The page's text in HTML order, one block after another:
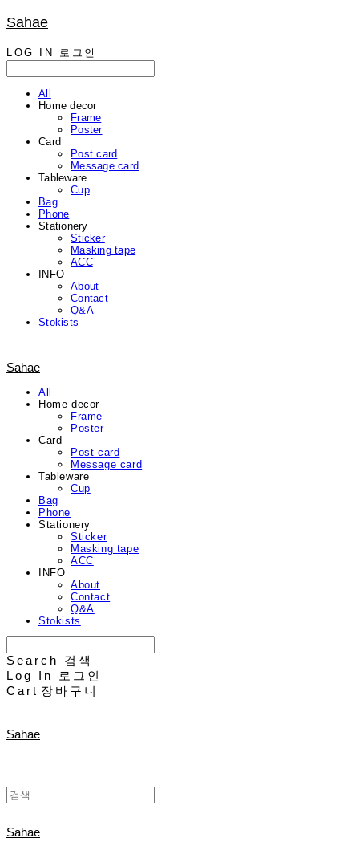
Sahae
LOG IN 로그인
All
Home decor
Frame
Poster
Card
Post card
Message card
Tableware
Cup
Bag
Phone
Stationery
Sticker
Masking tape
ACC
INFO
About
Contact
Q&A
Stokists
Sahae
All
Home decor
Frame
Poster
Card
Post card
Message card
Tableware
Cup
Bag
Phone
Stationery
Sticker
Masking tape
ACC
INFO
About
Contact
Q&A
Stokists
Search
검색
Log In
로그인
Cart 장바구니
Sahae
Sahae